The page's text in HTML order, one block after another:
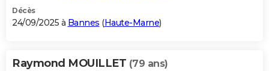
Décès
24/09/2025 à Bannes (Haute-Marne)
Raymond MOUILLET (79 ans)